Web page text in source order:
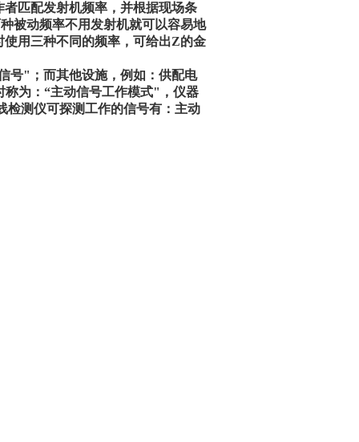
匹配发射机频率，并根据现场条
被动频率不用发射机就可以容易地
用三种不同的频率，可给出Z的金
号"；而其他设施，例如：供配电
为：“主动信号工作模式"，仪器
测仪可探测工作的信号有：主动